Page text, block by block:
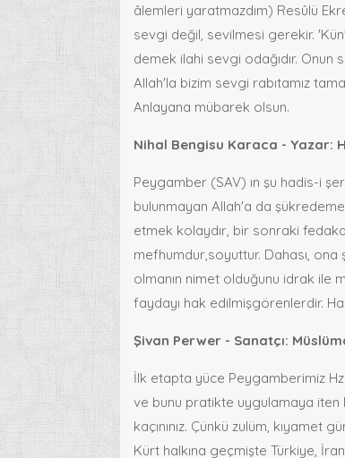
âlemleri yaratmazdım) Resûlü
sevgi değil, sevilmesi gerekir.
demek ilahi sevgi odağıdır.
Allah'la bizim sevgi rabıtamız
Anlayana mübarek olsun.
Nihal Bengisu Karaca - Yazar:
Peygamber (SAV) ın şu hadis-i
bulunmayan Allah'a da
etmek kolaydır, bir sonraki
mefhumdur,soyuttur. Dahası, ona
olmanın nimet olduğunu idrak ile
faydayı hak edilmişgörenlerdir.
Şivan Perwer - Sanatçı:
İlk etapta yüce Peygamberimiz
ve bunu pratikte uygulamaya iten
kaçınınız. Çünkü zulüm, kıyamet
Kürt halkına geçmişte Türkiye,